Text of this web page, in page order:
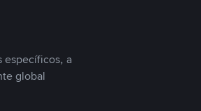
específicos, a
global